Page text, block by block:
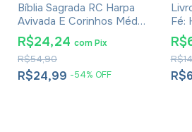
Bíblia Sagrada RC Harpa
Avivada E Corinhos Média
Capa Dura Leão Rei Dos
Reis
R$24,99 -54% OFF
R$54,90
R$24,24 comPix
Fé: